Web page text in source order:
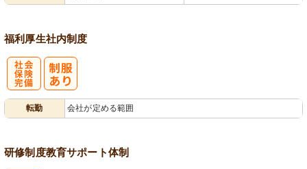
福利厚生社内制度
転勤 会社が定める範囲
研修制度教育サポート体制